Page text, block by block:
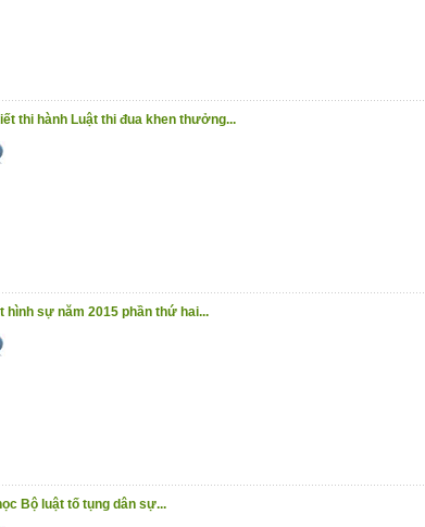
thi hành Luật thi đua khen thưởng...
hình sự năm 2015 phần thứ hai...
Bộ luật tố tụng dân sự...